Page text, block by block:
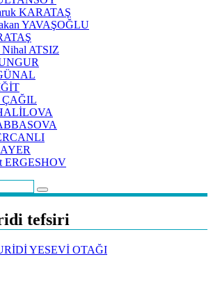
KARATAŞ
YAVAŞOĞLU
Nihal ATSIZ
ÇAĞIL
ERGESHOV
tefsiri
YESEVİ OTAĞI